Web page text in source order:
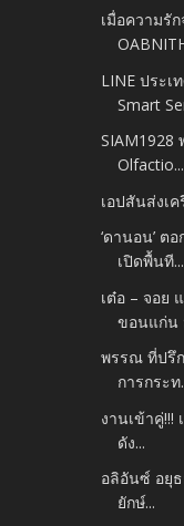
เมื่อความรั
LINE ประเ
Smart
SIAM1928
Olfactio...
เอปสันส่งเ
‘ดานอน’ ต
เปิดพื้นที...
เต๋อ – จอย
ขอนแก่น
พรรณ ที่ปรึ
การกระท
งานเข้าคู่!!!
ดัง...
อลิอันซ์ อยุ
ยักษ์...